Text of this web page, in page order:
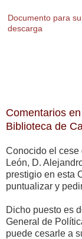
Documento para su
descarga
Comentarios
Biblioteca de
Conocido el cese
León, D.
prestigio en esta
puntualizar y
Dicho puesto es
General de
puede cesarle a